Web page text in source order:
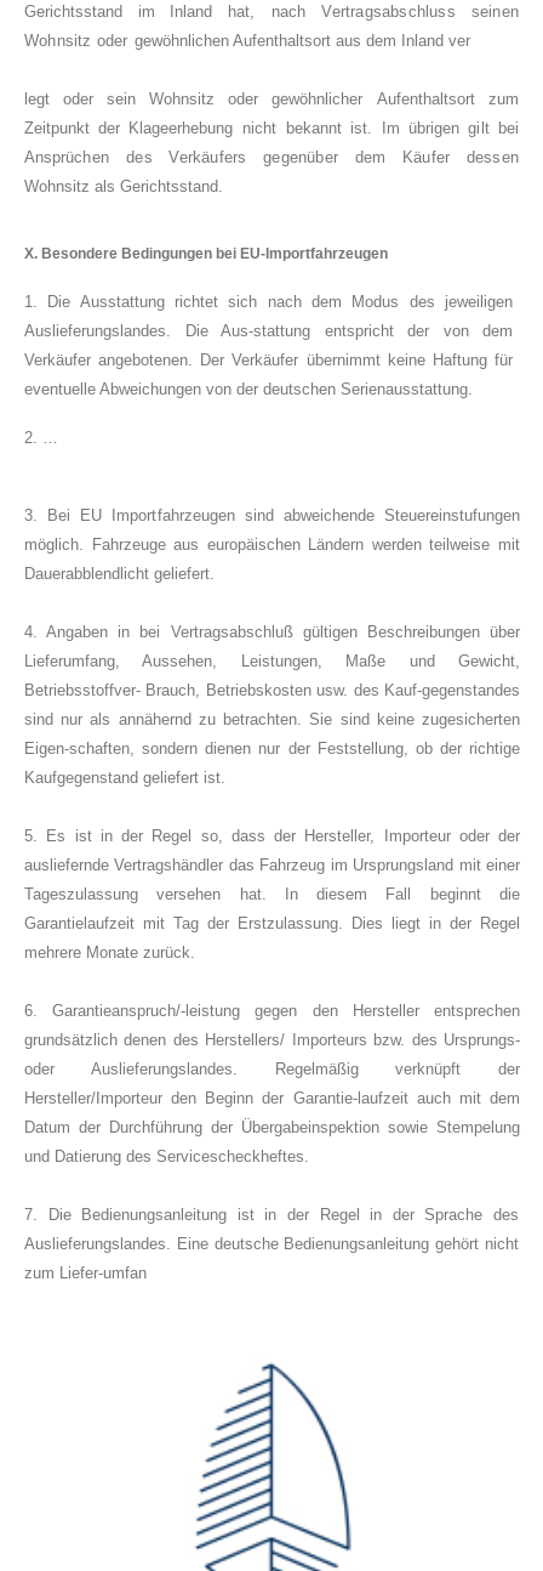
Gerichtsstand im Inland hat,
nach Vertragsabschluss seinen
Wohnsitz oder gewöhnlichen Aufenthaltsort aus dem Inland ver­
legt oder sein Wohnsitz oder gewöhnlicher
Aufenthaltsort zum
Zeitpunkt der Klageerhebung nicht bekannt ist. Im übrigen gilt bei
Ansprüchen
des Verkäufers gegenüber dem Käufer dessen
Wohnsitz als Gerichtsstand.
X. Besondere Bedingungen bei EU-Importfahrzeugen
1. Die Ausstattung richtet sich nach dem Modus des jeweiligen
Auslieferungslandes. Die Aus-stattung entspricht der von dem
Verkäufer angebotenen. Der Verkäufer übernimmt keine Haftung für
eventuelle Abweichungen von der deutschen Serienausstattung.
2. …
3. Bei EU Importfahrzeugen sind abweichende Steuereinstufungen
möglich. Fahrzeuge aus europäischen Ländern werden teilweise mit
Dauerabblendlicht geliefert.
4. Angaben in bei Vertragsabschluß gültigen Beschreibungen über
Lieferumfang, Aussehen, Leistungen, Maße und Gewicht,
Betriebsstoffver- Brauch, Betriebskosten usw. des Kauf-gegenstandes
sind nur als annähernd zu betrachten. Sie sind keine zugesicherten
Eigen-schaften, sondern dienen nur der Feststellung, ob der richtige
Kaufgegenstand geliefert ist.
5. Es ist in der Regel so, dass der Hersteller, Importeur oder der
ausliefernde Vertragshändler das Fahrzeug im Ursprungsland mit einer
Tageszulassung versehen hat. In diesem Fall beginnt die
Garantielaufzeit mit Tag der Erstzulassung. Dies liegt in der Regel
mehrere Monate zurück.
6. Garantieanspruch/-leistung gegen den Hersteller entsprechen
grundsätzlich denen des Herstellers/ Importeurs bzw. des Ursprungs-
oder Auslieferungslandes. Regelmäßig verknüpft der
Hersteller/Importeur den Beginn der Garantie-laufzeit auch mit dem
Datum der Durchführung der Übergabeinspektion sowie Stempelung
und Datierung des Servicescheckheftes.
7. Die Bedienungsanleitung ist in der Regel in der Sprache des
Auslieferungslandes. Eine deutsche Bedienungsanleitung gehört nicht
zum Liefer-umfan